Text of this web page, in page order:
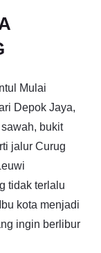
Mulai
Depok Jaya,
bukit
jalur Curug
tidak terlalu
kota menjadi
ingin berlibur